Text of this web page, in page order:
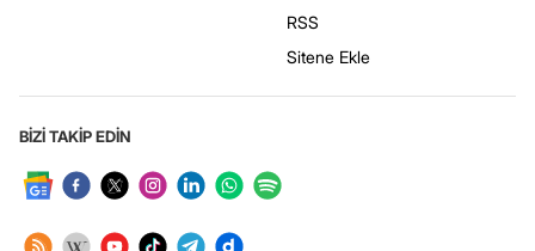
RSS
Sitene Ekle
BİZİ TAKİP EDİN